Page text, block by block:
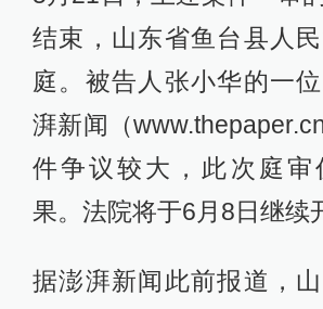
结束，山东省鱼台县人
庭。被告人张小华的一
湃新闻（
件争议较大，此次庭审
果。法院将于6月8日继续
据澎湃新闻此前报道，